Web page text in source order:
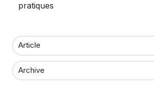
pratiques
Article
Archive